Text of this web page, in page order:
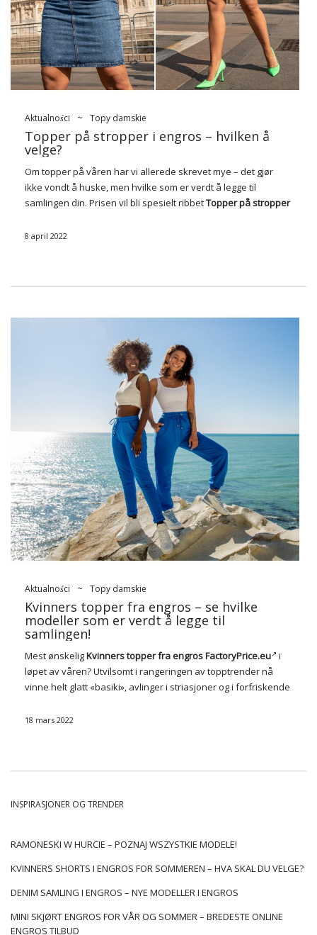
Aktualności ~ Topy damskie
Topper på stropper i engros – hvilken å
velge?
Om topper på våren har vi allerede skrevet mye – det gjør
ikke vondt å huske, men hvilke som er verdt å legge til
samlingen din. Prisen vil bli spesielt ribbetTopper på stropper
8 april 2022
Aktualności ~ Topy damskie
Kvinners topper fra engros – se hvilke
modeller som er verdt å legge til
samlingen!
Mest ønskeligKvinners topper fra engros FactoryPrice.eu
i
løpet av våren? Utvilsomt i rangeringen av topptrender nå
vinne helt glatt «basiki», avlinger i striasjoner og i forfriskende
sjarmerende ruffles. Ikke meningsløst vil også …
18 mars 2022
INSPIRASJONER OG TRENDER
RAMONESKI W HURCIE – POZNAJ WSZYSTKIE MODELE!
KVINNERS SHORTS I ENGROS FOR SOMMEREN – HVA SKAL DU VELGE?
DENIM SAMLING I ENGROS – NYE MODELLER I ENGROS
MINI SKJØRT ENGROS FOR VÅR OG SOMMER – BREDESTE ONLINE
ENGROS TILBUD